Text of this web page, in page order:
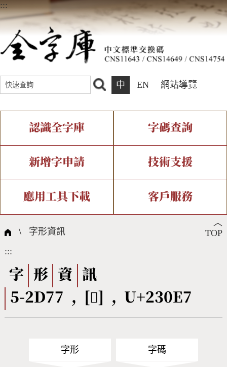
:::
中 EN 網站導覽
認識全字庫
全字庫介紹 全字庫現況
中文碼介紹 專有名詞介紹
國際字碼相關組織
字碼查詢
IDS查詢 部件查詢
複合查詢 注音查詢
筆畫查詢
筆順序查詢
CNS查詢 Unicode查詢
新增字申請
新字申請處理流程
技術支援
字形即時顯示 造字解決方案
全字庫授權 轉碼Web Service
應用工具下載
個人電腦造字處理工具
字形下載
客戶服務
問題集
熱門查詢統計
︿
TOP
\ 字形資訊
:::
字 形 資
訊
5-2D77 , [𣃧] , U+230E7
字形 字碼